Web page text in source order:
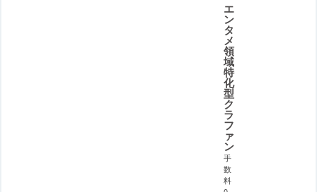
エ
ン
タ
メ
領
域
特
化
型
ク
ラ
フ
ァ
ン
手
数
料